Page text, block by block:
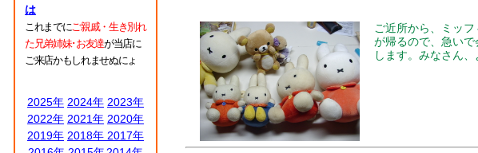
は
これまでにご親戚・生き別れ
た兄弟姉妹･お友達が当店に
ご来店かもしれませぬにょ
2025年 2024年 2023年
2022年 2021年 2020年
2019年 2018年 2017年
ご近所から、ミッ
が帰るので、急い
します。みなさん、